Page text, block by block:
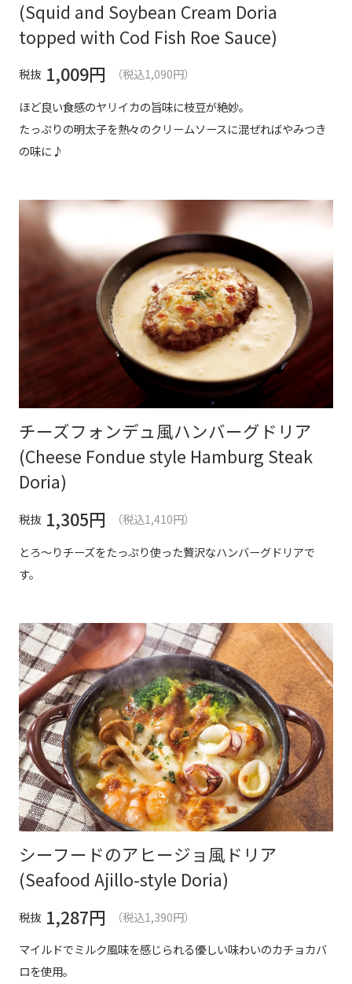
(Squid and Soybean Cream Doria
topped with Cod Fish Roe Sauce)
税抜 1,009円
（税込1,090円）
ほど良い食感のヤリイカの旨味に枝豆が絶妙。
たっぷりの明太子を熱々のクリームソースに混ぜればやみつき
の味に♪
チーズフォンデュ風ハンバーグドリア
(Cheese Fondue style Hamburg Steak
Doria)
税抜 1,305円
（税込1,410円）
とろ～りチーズをたっぷり使った贅沢なハンバーグドリアで
す。
シーフードのアヒージョ風ドリア
(Seafood Ajillo-style Doria)
税抜 1,287円
（税込1,390円）
マイルドでミルク風味を感じられる優しい味わいのカチョカバ
ロを使用。